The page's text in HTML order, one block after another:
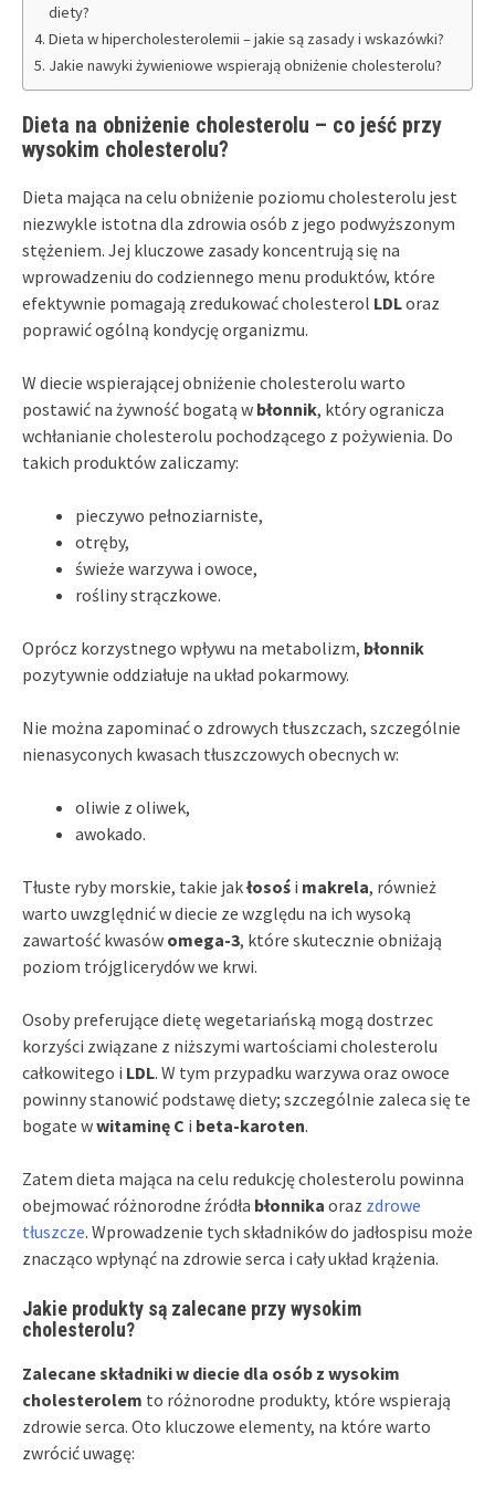
diety?
Dieta w hipercholesterolemii – jakie są zasady i wskazówki?
Jakie nawyki żywieniowe wspierają obniżenie cholesterolu?
Dieta na obniżenie cholesterolu – co jeść przy
wysokim cholesterolu?
Dieta mająca na celu obniżenie poziomu cholesterolu jest
niezwykle istotna dla zdrowia osób z jego podwyższonym
stężeniem. Jej kluczowe zasady koncentrują się na
wprowadzeniu do codziennego menu produktów, które
efektywnie pomagają zredukować cholesterol LDLoraz
poprawić ogólną kondycję organizmu.
W diecie wspierającej obniżenie cholesterolu warto
postawić na żywność bogatą w błonnik, który ogranicza
wchłanianie cholesterolu pochodzącego z pożywienia. Do
takich produktów zaliczamy:
pieczywo pełnoziarniste,
otręby,
świeże warzywa i owoce,
rośliny strączkowe.
Oprócz korzystnego wpływu na metabolizm, błonnik
pozytywnie oddziałuje na układ pokarmowy.
Nie można zapominać o zdrowych tłuszczach, szczególnie
nienasyconych kwasach tłuszczowych obecnych w:
oliwie z oliwek,
awokado.
Tłuste ryby morskie, takie jakłosoś i makrela, również
warto uwzględnić w diecie ze względu na ich wysoką
zawartość kwasów omega-3, które skutecznie obniżają
poziom trójglicerydów we krwi.
Osoby preferujące dietę wegetariańską mogą dostrzec
korzyści związane z niższymi wartościami cholesterolu
całkowitego i LDL. W tym przypadku warzywa oraz owoce
powinny stanowić podstawę diety; szczególnie zaleca się te
bogate wwitaminę C i beta-karoten.
Zatem dieta mająca na celu redukcję cholesterolu powinna
obejmować różnorodne źródła błonnika oraz zdrowe
tłuszcze. Wprowadzenie tych składników do jadłospisu może
znacząco wpłynąć na zdrowie serca i cały układ krążenia.
Jakie produkty są zalecane przy wysokim
cholesterolu?
Zalecane składniki w diecie dla osób z wysokim
cholesterolem to różnorodne produkty, które wspierają
zdrowie serca. Oto kluczowe elementy, na które warto
zwrócić uwagę: